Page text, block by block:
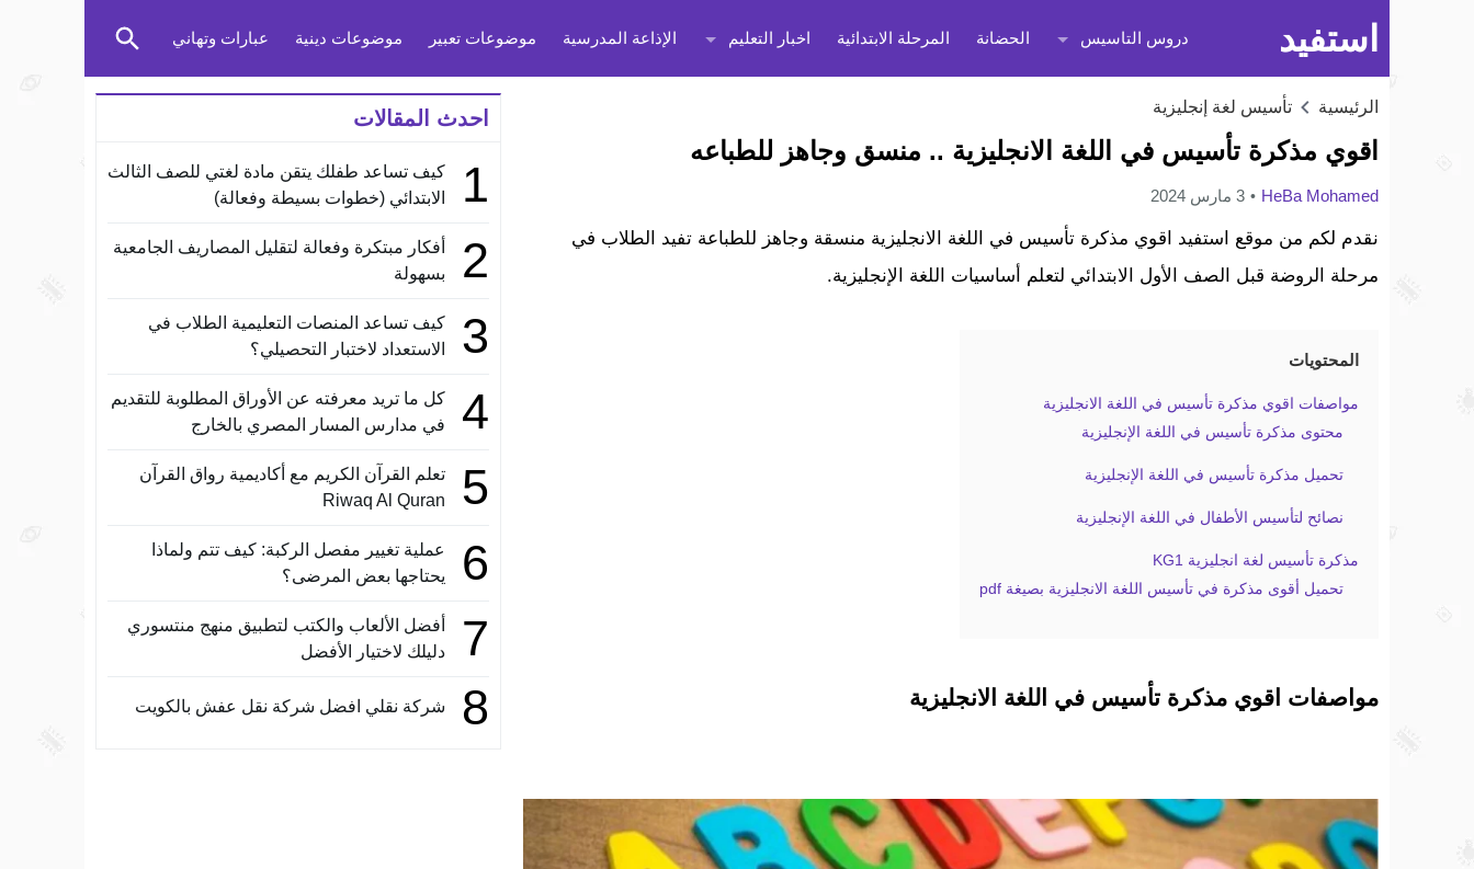
استفيد دروس التاسيس الحضانة المرحلة الابتدائية اخبار التعليم الإذاعة المدرسية موضوعات تعبير موضوعات دينية عبارات وتهاني
الرئيسية تأسيس لغة إنجليزية
اقوي مذكرة تأسيس في اللغة الانجليزية .. منسق وجاهز للطباعه
HeBa Mohamed 3 مارس 2024
نقدم لكم من موقع استفيد اقوي مذكرة تأسيس في اللغة الانجليزية منسقة وجاهز للطباعة تفيد الطلاب في
مرحلة الروضة قبل الصف الأول الابتدائي لتعلم أساسيات اللغة الإنجليزية.
المحتويات
مواصفات اقوي مذكرة تأسيس في اللغة الانجليزية
محتوى مذكرة تأسيس في اللغة الإنجليزية
تحميل مذكرة تأسيس في اللغة الإنجليزية
نصائح لتأسيس الأطفال في اللغة الإنجليزية
مذكرة تأسيس لغة انجليزية KG1
تحميل أقوى مذكرة في تأسيس اللغة الانجليزية بصيغة pdf
مواصفات اقوي مذكرة تأسيس في اللغة الانجليزية
احدث المقالات
1
كيف تساعد طفلك يتقن مادة لغتي للصف الثالث
الابتدائي (خطوات بسيطة وفعالة)
2
أفكار مبتكرة وفعالة لتقليل المصاريف الجامعية
بسهولة
3
كيف تساعد المنصات التعليمية الطلاب في
الاستعداد لاختبار التحصيلي؟
4
كل ما تريد معرفته عن الأوراق المطلوبة للتقديم
في مدارس المسار المصري بالخارج
5
تعلم القرآن الكريم مع أكاديمية رواق القرآن
Riwaq Al Quran
6
عملية تغيير مفصل الركبة: كيف تتم ولماذا
يحتاجها بعض المرضى؟
7
أفضل الألعاب والكتب لتطبيق منهج منتسوري
دليلك لاختيار الأفضل
8 شركة نقلي افضل شركة نقل عفش بالكويت